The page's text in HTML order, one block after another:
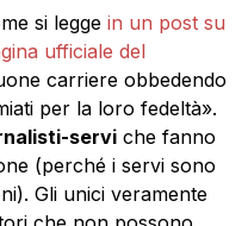
si legge in un post su
ufficiale del
carriere obbedendo
per la loro fedeltà».
servi che fanno
(perché i servi sono
Gli unici veramente